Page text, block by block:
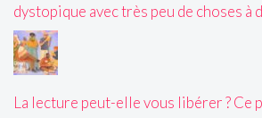
dystopique avec très peu de choses à
La lecture peut-elle vous libérer ? Ce